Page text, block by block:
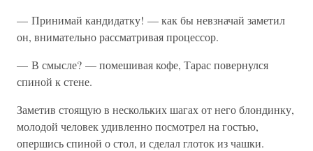
— Принимай кандидатку! — как бы невзначай заметил
он, внимательно рассматривая процессор.
— В смысле? — помешивая кофе, Тарас повернулся
спиной к стене.
Заметив стоящую в нескольких шагах от него блондинку,
молодой человек удивленно посмотрел на гостью,
опершись спиной о стол, и сделал глоток из чашки.